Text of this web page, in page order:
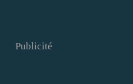
Publicité